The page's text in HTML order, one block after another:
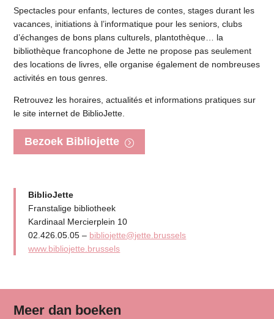
Spectacles pour enfants, lectures de contes, stages durant les
vacances, initiations à l’informatique pour les seniors, clubs
d’échanges de bons plans culturels, plantothèque… la
bibliothèque francophone de Jette ne propose pas seulement
des locations de livres, elle organise également de nombreuses
activités en tous genres.
Retrouvez les horaires, actualités et informations pratiques sur
le site internet de BiblioJette.
Bezoek Bibliojette
BiblioJette
Franstalige bibliotheek
Kardinaal Mercierplein 10
02.426.05.05 – bibliojette@jette.brussels
www.bibliojette.brussels
Meer dan boeken